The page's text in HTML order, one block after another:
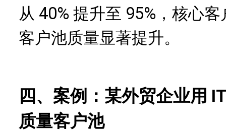
从 40% 提升至 95%，核心
客户池质量显著提升。
四、案例：某外贸企业用
质量客户池